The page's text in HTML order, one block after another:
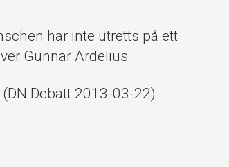
har inte utretts på ett
Gunnar Ardelius:
(DN Debatt 2013-03-22)